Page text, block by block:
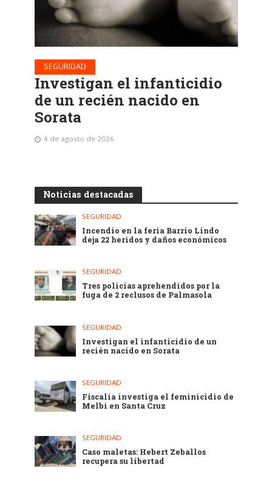
SEGURIDAD
Investigan el infanticidio
de un recién nacido en
Sorata
4 de agosto de 2026
Noticias destacadas
SEGURIDAD
Incendio en la feria Barrio Lindo
deja 22 heridos y daños económicos
SEGURIDAD
Tres policías aprehendidos por la
fuga de 2 reclusos de Palmasola
SEGURIDAD
Investigan el infanticidio de un
recién nacido en Sorata
SEGURIDAD
Fiscalía investiga el feminicidio de
Melbi en Santa Cruz
SEGURIDAD
Caso maletas: Hebert Zeballos
recupera su libertad